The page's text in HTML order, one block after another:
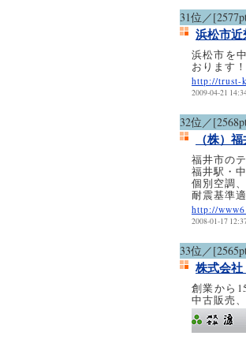
31位／
浜松市
浜松市を
おります
http://trust-
2009-04-21
32位／
（株）
福井市の
福井駅・
個別空調
耐震基準
http://
2008-01-17
33位／
株式会
創業から
中古販売